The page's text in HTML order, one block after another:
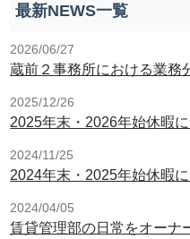
最新NEWS一覧
2026/06/27
蔵前２事務所における業務
2025/12/26
2025年末・2026年始休暇
2024/11/25
2024年末・2025年始休暇
2024/04/05
賃貸管理部の日常をオーナ